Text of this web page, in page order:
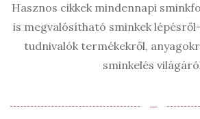
Hasznos cikkek mindennapi
is megvalósítható sminkek
tudnivalók termékekről,
sminkelés
‒